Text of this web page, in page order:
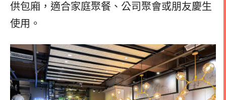
供包廂，適合家庭聚餐、公司聚會或朋友慶生
使用。